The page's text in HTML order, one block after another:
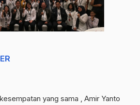
yang sama , Amir Yanto